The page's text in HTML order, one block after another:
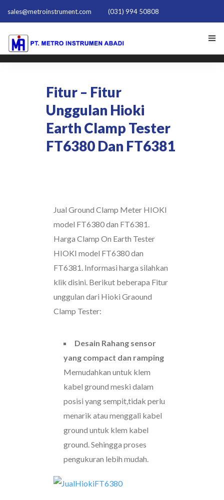
sales@metroinstrument.com (031) 994 50808
TENTANG KAMI
PRODUK HIOKI
PQ TRAINER PQT-1801
HUBUNGI KAMI
Fitur – Fitur
Unggulan Hioki
Earth Clamp Tester
FT6380 Dan FT6381
Jual Ground Clamp Meter HIOKI
model FT6380 dan FT6381.
Harga Clamp On Earth Tester
HIOKI model FT6380 dan
FT6381. Informasi harga silahkan
klik disini. Berikut beberapa Fitur
unggulan dari Hioki Graound
Clamp Tester:
Desain Rahang sensor
yang compact dan ramping
Memudahkan untuk klem
kabel ground meski dalam
posisi yang sempit,tidak perlu
menarik atau menggali kabel
ground untuk klem kabel
ground. Sehingga proses
pengukuran lebih mudah.